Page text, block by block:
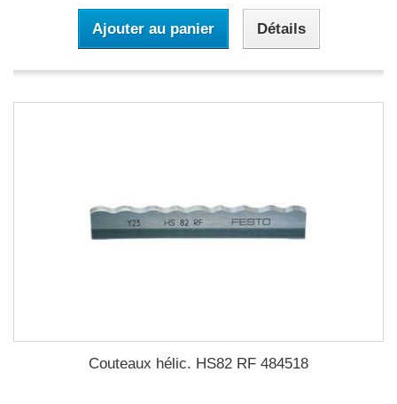
Ajouter au panier Détails
Couteaux hélic. HS82 RF 484518